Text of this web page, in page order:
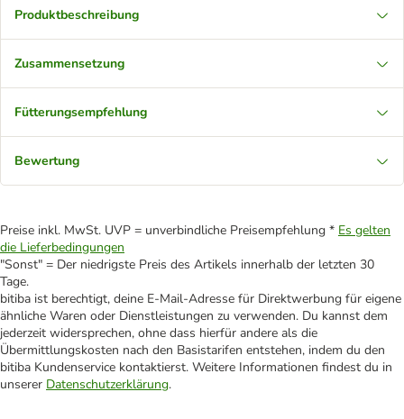
Produktbeschreibung
Zusammensetzung
Fütterungsempfehlung
Bewertung
Preise inkl. MwSt. UVP = unverbindliche Preisempfehlung * Es gelten
die Lieferbedingungen
"Sonst" = Der niedrigste Preis des Artikels innerhalb der letzten 30
Tage.
bitiba ist berechtigt, deine E-Mail-Adresse für Direktwerbung für eigene
ähnliche Waren oder Dienstleistungen zu verwenden. Du kannst dem
jederzeit widersprechen, ohne dass hierfür andere als die
Übermittlungskosten nach den Basistarifen entstehen, indem du den
bitiba Kundenservice kontaktierst. Weitere Informationen findest du in
unserer Datenschutzerklärung.